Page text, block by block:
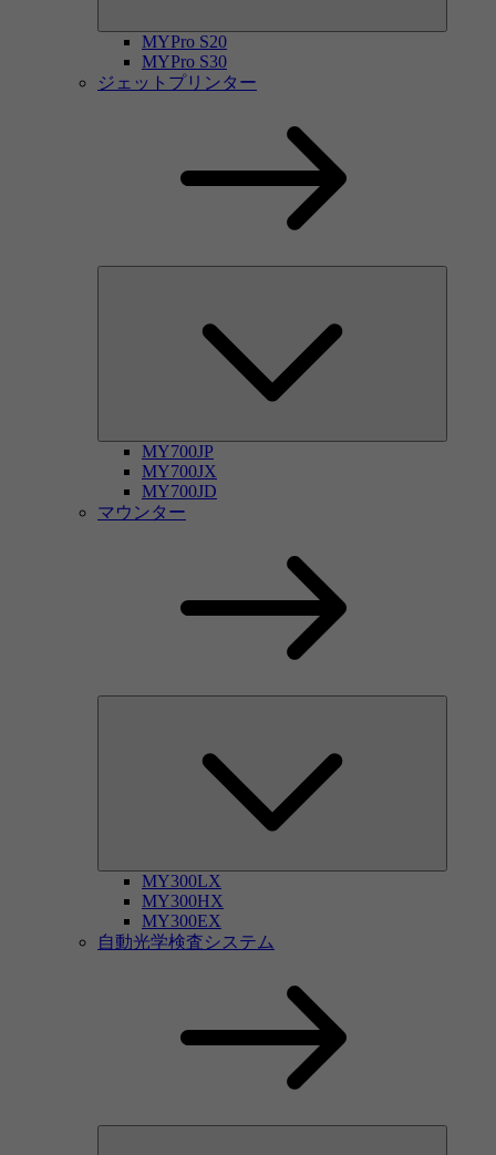
MYPro S20
MYPro S30
ジェットプリンター
MY700JP
MY700JX
MY700JD
マウンター
MY300LX
MY300HX
MY300EX
自動光学検査システム